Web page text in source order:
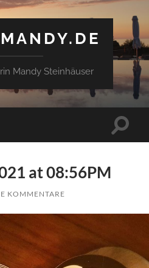
Mandy Steinhäuser
at 08:56PM
KOMMENTARE